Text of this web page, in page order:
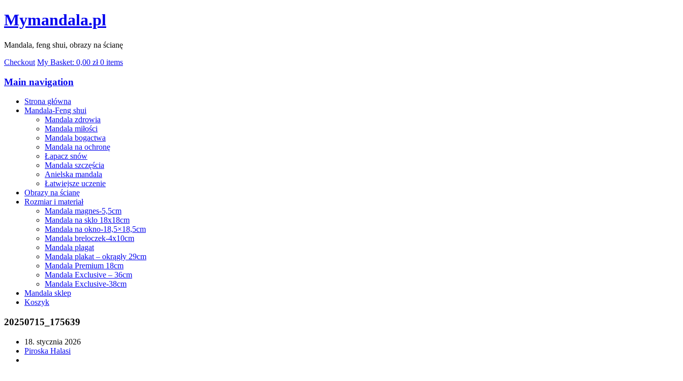
Mymandala.pl
Mandala, feng shui, obrazy na ścianę
Checkout My Basket: 0,00 zł 0 items
Main navigation
Strona główna
Mandala-Feng shui
Mandala zdrowia
Mandala miłości
Mandala bogactwa
Mandala na ochronę
Łapacz snów
Mandala szczęścia
Anielska mandala
Łatwiejsze uczenie
Obrazy na ścianę
Rozmiar i materiał
Mandala magnes-5,5cm
Mandala na sklo 18x18cm
Mandala na okno-18,5×18,5cm
Mandala breloczek-4x10cm
Mandala plagat
Mandala plakat – okrągły 29cm
Mandala Premium 18cm
Mandala Exclusive – 36cm
Mandala Exclusive-38cm
Mandala sklep
Koszyk
20250715_175639
18. stycznia 2026
Piroska Halasi